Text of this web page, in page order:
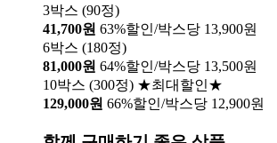
3박스 (90정)
41,700원 63%할인/박스당 13,900원
6박스 (180정)
81,000원 64%할인/박스당 13,500원
10박스 (300정) ★최대할인★
129,000원 66%할인/박스당 12,900원